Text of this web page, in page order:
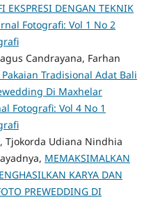
EKSPRESI DENGAN TEKNIK
Fotografi: Vol 1 No 2
Candrayana, Farhan
Tradisional Adat Bali
Di Maxhelar
Fotografi: Vol 4 No 1
Tjokorda Udiana Nindhia
MEMAKSIMALKAN
KARYA DAN
PREWEDDING DI